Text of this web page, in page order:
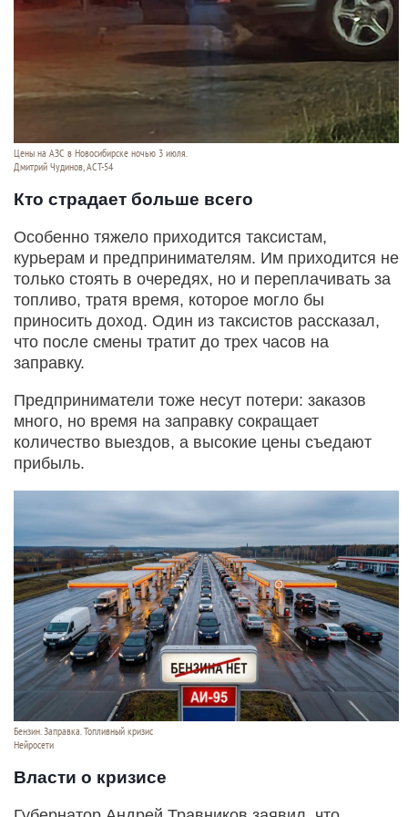
Цены на АЗС в Новосибирске ночью 3 июля.
Дмитрий Чудинов, АСТ-54
Кто страдает больше всего
Особенно тяжело приходится таксистам,
курьерам и предпринимателям. Им приходится не
только стоять в очередях, но и переплачивать за
топливо, тратя время, которое могло бы
приносить доход. Один из таксистов рассказал,
что после смены тратит до трех часов на
заправку.
Предприниматели тоже несут потери: заказов
много, но время на заправку сокращает
количество выездов, а высокие цены съедают
прибыль.
Бензин. Заправка. Топливный кризис
Нейросети
Власти о кризисе